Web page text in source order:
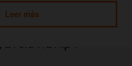
Leer más